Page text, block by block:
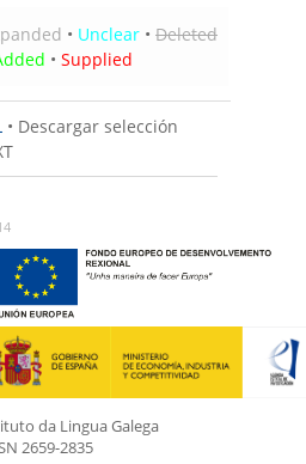
• Unclear • Deleted
• Supplied
• Descargar selección
da Lingua Galega
2659-2835